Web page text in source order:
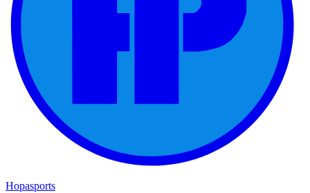
Hopasports